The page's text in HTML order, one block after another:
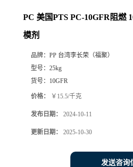
PC 美国PTS PC-10GFR阻燃
模剂
品牌： PP 台湾李长荣（福聚）
型号： 25kg
货号： 10GFR
价格： ￥15.5/千克
发布日期： 2024-10-11
更新日期： 2025-10-30
发送咨询